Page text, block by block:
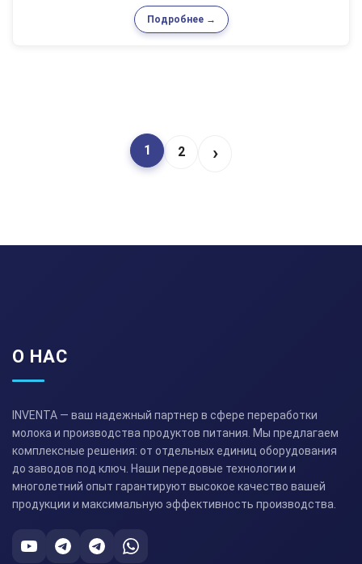
Подробнее →
1 2 ›
О НАС
INVENTA — ваш надежный партнер в сфере переработки
молока и производства продуктов питания. Мы предлагаем
комплексные решения: от отдельных единиц оборудования
до заводов под ключ. Наши передовые технологии и
многолетний опыт гарантируют высокое качество вашей
продукции и максимальную эффективность производства.